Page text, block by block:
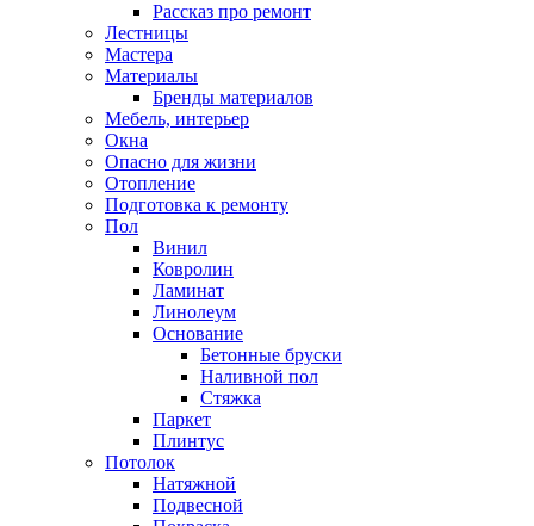
Рассказ про ремонт
Лестницы
Мастера
Материалы
Бренды материалов
Мебель, интерьер
Окна
Опасно для жизни
Отопление
Подготовка к ремонту
Пол
Винил
Ковролин
Ламинат
Линолеум
Основание
Бетонные бруски
Наливной пол
Стяжка
Паркет
Плинтус
Потолок
Натяжной
Подвесной